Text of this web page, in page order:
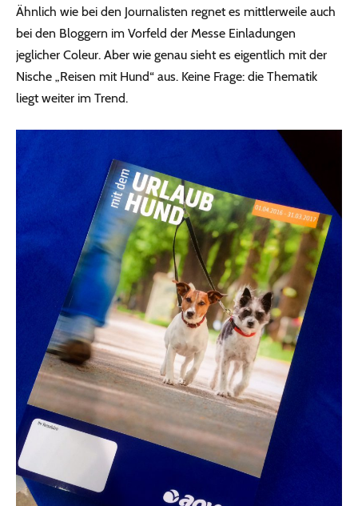
Ähnlich wie bei den Journalisten regnet es mittlerweile auch
bei den Bloggern im Vorfeld der Messe Einladungen
jeglicher Coleur. Aber wie genau sieht es eigentlich mit der
Nische „Reisen mit Hund“ aus. Keine Frage: die Thematik
liegt weiter im Trend.